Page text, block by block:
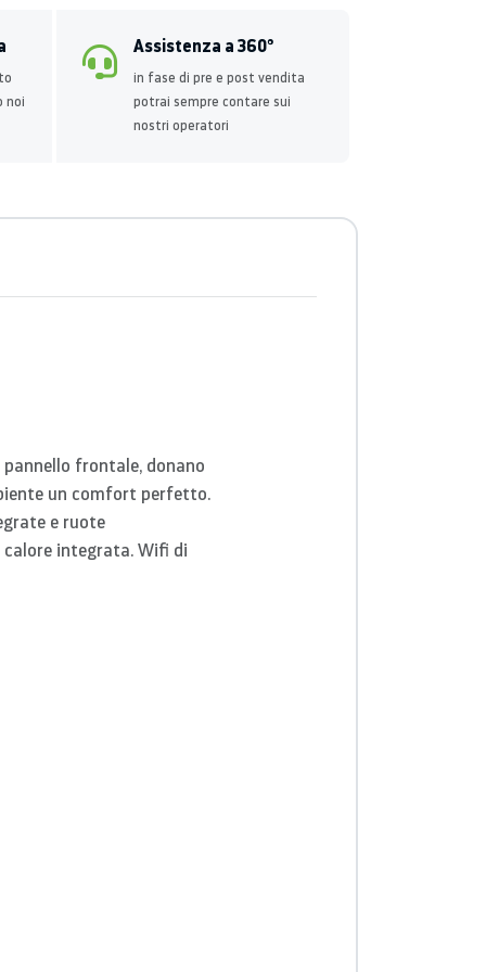
noi
Assistenza a 360°
in fase di pre e post vendita
potrai sempre contare sui
nostri operatori
frontale, donano
un comfort perfetto.
e ruote
integrata. Wifi di